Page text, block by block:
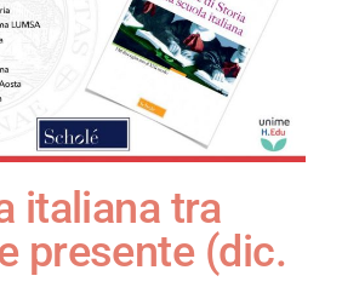
italiana tra
presente (dic.